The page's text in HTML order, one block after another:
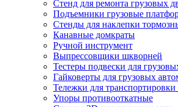
Стенд для ремонта грузовых
Подъемники грузовые
Стенды для наклепки
Канавные домкраты
Ручной инструмент
Выпрессовщики шкворней
Тестеры подвески для
Гайковерты для грузовых
Тележки для транспортировки
Упоры противооткатные